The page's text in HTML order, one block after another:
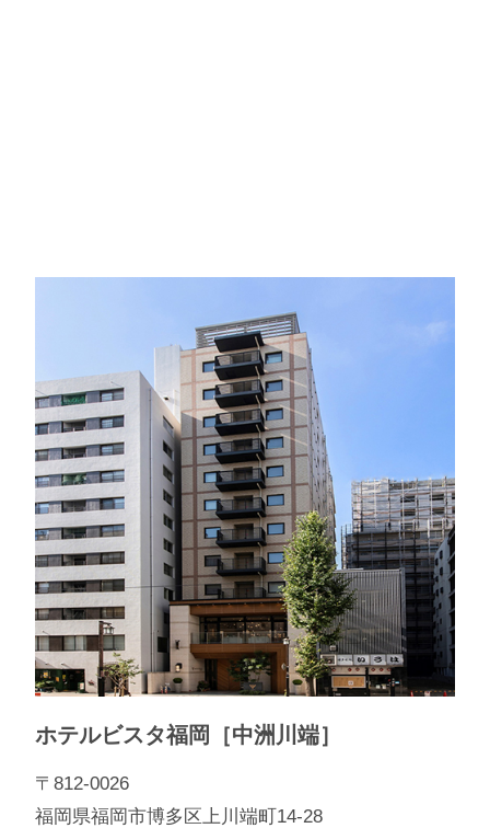
ホテルビスタ福岡［中洲川端］
〒812-0026
福岡県福岡市博多区上川端町14-28